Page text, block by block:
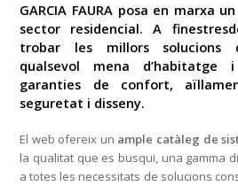
GARCIA FAURA posa en marxa
sector residencial. A
trobar les millors
qualsevol mena
garanties de confort,
seguretat i disseny.
El web ofereix un ample catàleg de
la qualitat que es busqui, una gamma
a totes les necessitats de solucions